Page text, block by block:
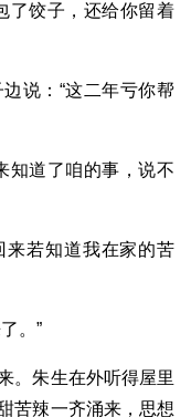
了饺子，还给你留着
说：“这二年亏你帮
知道了咱的事，说不
来若知道我在家的苦
。”
。朱生在外听得屋里
苦辣一齐涌来，思想